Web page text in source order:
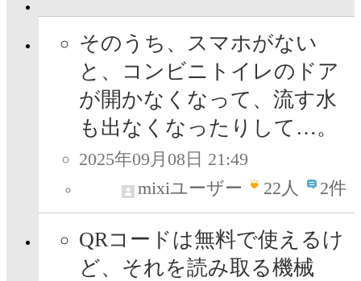
そのうち、スマホがない
と、コンビニトイレのドア
が開かなくなって、流す水
も出なくなったりして…。
2025年09月08日 21:49
mixiユーザー
22人 2件
QRコードは無料で使えるけ
ど、それを読み取る機械